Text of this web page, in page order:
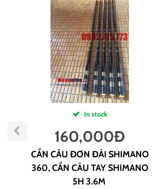
In stock
160,000Đ
CẦN CÂU ĐƠN ĐÀI SHIMANO
360, CẦN CÂU TAY SHIMANO
5H 3.6M